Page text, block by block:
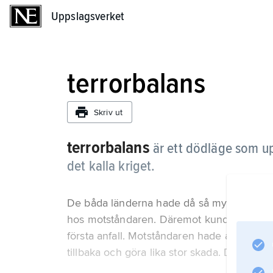
Uppslagsverket
terrorbalans
Skriv ut
terrorbalans är ett dödläge som
det kalla kriget.
De båda länderna hade då så mycket
hos motståndaren. Däremot kunde ingen
första anfall. Motståndaren hade alltid
tillbaka och göra lika stor skada. Den